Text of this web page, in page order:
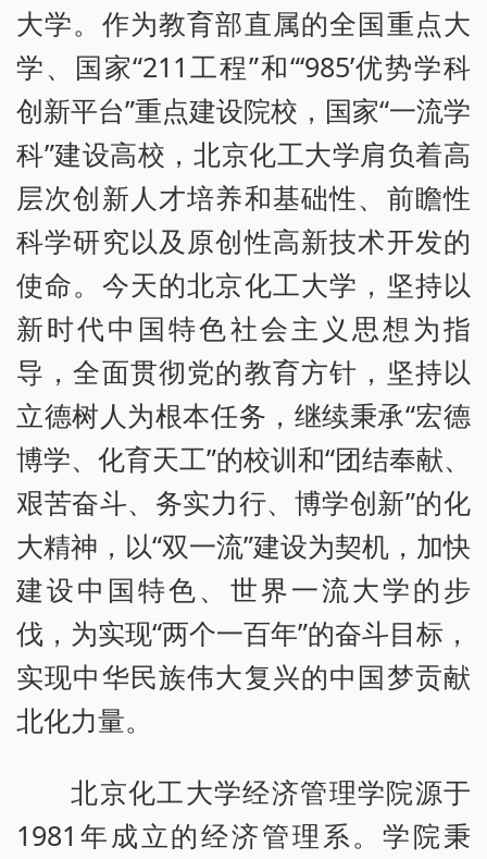
大学。作为教育部直属的全国重点大
学、国家“211工程”和“‘985’优势学科
创新平台”重点建设院校，国家“一流学
科”建设高校，北京化工大学肩负着高
层次创新人才培养和基础性、前瞻性
科学研究以及原创性高新技术开发的
使命。今天的北京化工大学，坚持以
新时代中国特色社会主义思想为指
导，全面贯彻党的教育方针，坚持以
立德树人为根本任务，继续秉承“宏德
博学、化育天工”的校训和“团结奉献、
艰苦奋斗、务实力行、博学创新”的化
大精神，以“双一流”建设为契机，加快
建设中国特色、世界一流大学的步
伐，为实现“两个一百年”的奋斗目标，
实现中华民族伟大复兴的中国梦贡献
北化力量。
北京化工大学经济管理学院源于
1981年成立的经济管理系。学院秉